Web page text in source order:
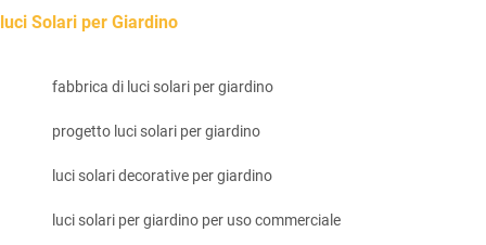
luci Solari per Giardino
fabbrica di luci solari per giardino
progetto luci solari per giardino
luci solari decorative per giardino
luci solari per giardino per uso commerciale